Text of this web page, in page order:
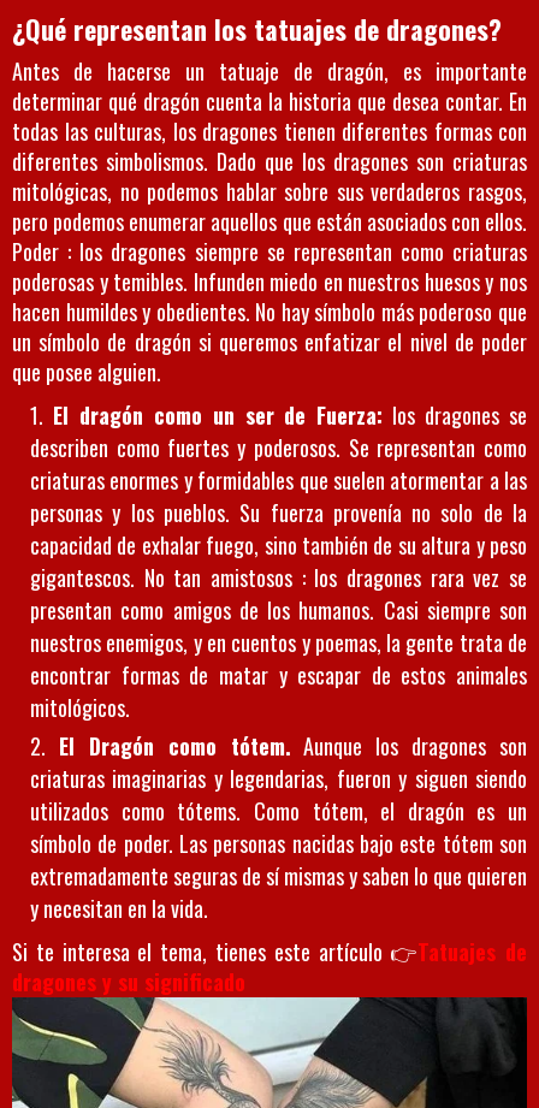
¿Qué representan los tatuajes de dragones?
Antes de hacerse un tatuaje de dragón, es importante
determinar qué dragón cuenta la historia que desea contar. En
todas las culturas, los dragones tienen diferentes formas con
diferentes simbolismos. Dado que los dragones son criaturas
mitológicas, no podemos hablar sobre sus verdaderos rasgos,
pero podemos enumerar aquellos que están asociados con ellos.
Poder : los dragones siempre se representan como criaturas
poderosas y temibles. Infunden miedo en nuestros huesos y nos
hacen humildes y obedientes. No hay símbolo más poderoso que
un símbolo de dragón si queremos enfatizar el nivel de poder
que posee alguien.
El dragón como un ser de Fuerza: los dragones se
describen como fuertes y poderosos. Se representan como
criaturas enormes y formidables que suelen atormentar a las
personas y los pueblos. Su fuerza provenía no solo de la
capacidad de exhalar fuego, sino también de su altura y peso
gigantescos. No tan amistosos : los dragones rara vez se
presentan como amigos de los humanos. Casi siempre son
nuestros enemigos, y en cuentos y poemas, la gente trata de
encontrar formas de matar y escapar de estos animales
mitológicos.
El Dragón como tótem. Aunque los dragones son
criaturas imaginarias y legendarias, fueron y siguen siendo
utilizados como tótems. Como tótem, el dragón es un
símbolo de poder. Las personas nacidas bajo este tótem son
extremadamente seguras de sí mismas y saben lo que quieren
y necesitan en la vida.
Si te interesa el tema, tienes este artículo 👉Tatuajes de
dragones y su significado